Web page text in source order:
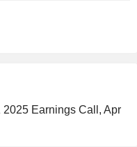
2025 Earnings Call, Apr